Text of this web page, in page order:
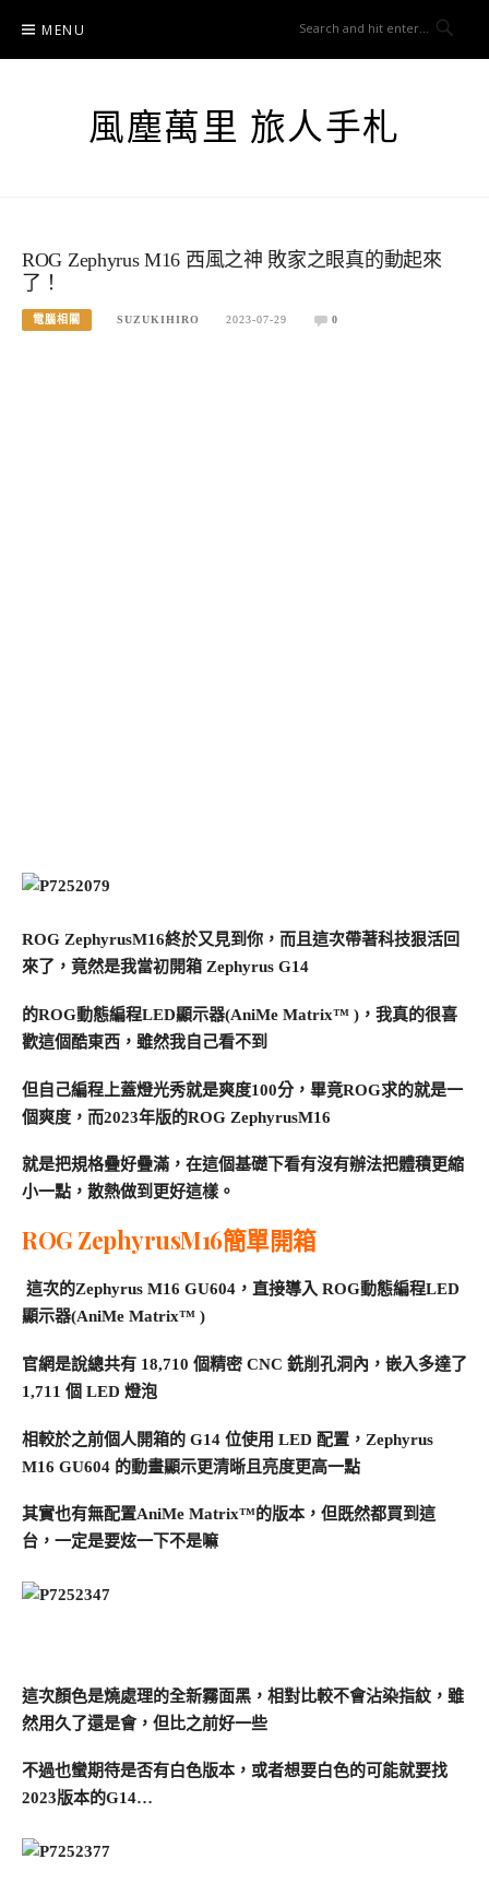
content
MENU
風塵萬里 旅人手札
ROG Zephyrus M16 西風之神 敗家之眼真的動起來
了！
電腦相關 SUZUKIHIRO 2023-07-29 0
ROG ZephyrusM16終於又見到你，而且這次帶著科技狠活回
來了，竟然是我當初開箱 Zephyrus G14
的ROG動態編程LED顯示器(AniMe Matrix™ )，我真的很喜
歡這個酷東西，雖然我自己看不到
但自己編程上蓋燈光秀就是爽度100分，畢竟ROG求的就是一
個爽度，而2023年版的ROG ZephyrusM16
就是把規格疊好疊滿，在這個基礎下看有沒有辦法把體積更縮
小一點，散熱做到更好這樣。
ROG ZephyrusM16簡單開箱
這次的Zephyrus M16 GU604，直接導入 ROG動態編程LED
顯示器(AniMe Matrix™ )
官網是說總共有 18,710 個精密 CNC 銑削孔洞內，嵌入多達了
1,711 個 LED 燈泡
相較於之前個人開箱的 G14 位使用 LED 配置，Zephyrus
M16 GU604 的動畫顯示更清晰且亮度更高一點
其實也有無配置AniMe Matrix™的版本，但既然都買到這
台，一定是要炫一下不是嘛
這次顏色是燒處理的全新霧面黑，相對比較不會沾染指紋，雖
然用久了還是會，但比之前好一些
不過也蠻期待是否有白色版本，或者想要白色的可能就要找
2023版本的G14…